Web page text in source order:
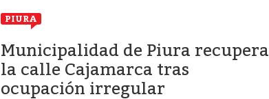
PIURA
Municipalidad de Piura recupera
la calle Cajamarca tras
ocupación irregular